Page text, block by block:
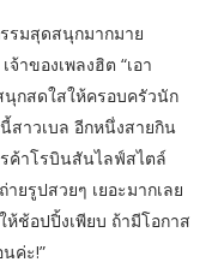
รมสุดสนุกมากมาย
าของเพลงฮิต “เอา
นุกสดใสให้ครอบครัวนัก
าวเบล อีกหนึ่งสายกิน
ค้าโรบินสันไลฟ์สไตล์
ยรูปสวยๆ เยอะมากเลย
ช้อปปิ้งเพียบ ถ้ามีโอกาส
ค่ะ!”